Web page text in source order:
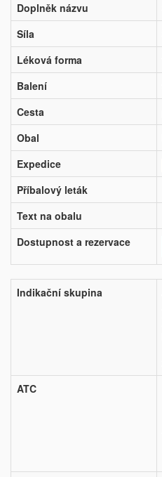
Doplněk názvu
Síla
Léková forma
Balení
Cesta
Obal
Expedice
Příbalový leták
Text na obalu
Dostupnost a rezervace
Indikační skupina
ATC